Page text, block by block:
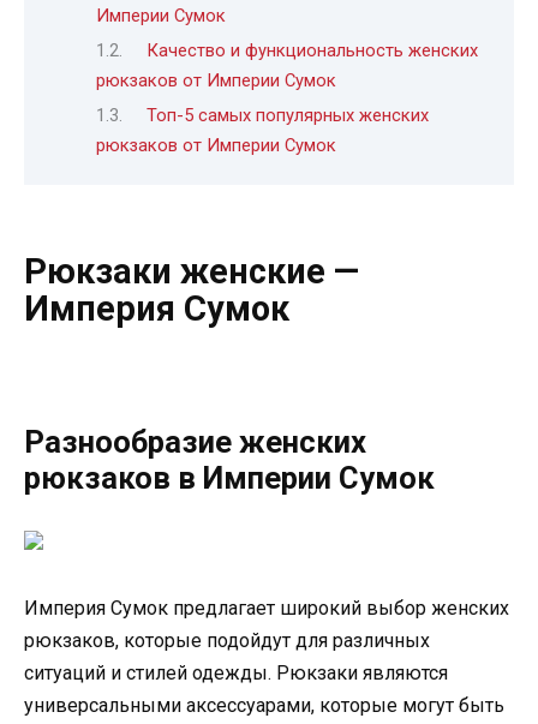
Империи Сумок
Качество и функциональность женских
рюкзаков от Империи Сумок
Топ-5 самых популярных женских
рюкзаков от Империи Сумок
Рюкзаки женские —
Империя Сумок
Разнообразие женских
рюкзаков в Империи Сумок
Империя Сумок предлагает широкий выбор женских
рюкзаков, которые подойдут для различных
ситуаций и стилей одежды. Рюкзаки являются
универсальными аксессуарами, которые могут быть